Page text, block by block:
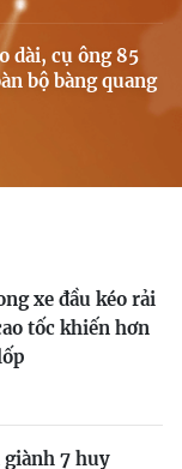
dài, cụ ông 85
bộ bàng quang
xe đầu kéo rải
tốc khiến hơn
giành 7 huy